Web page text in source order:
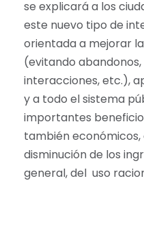
se explicará a los
este nuevo tipo de
orientada a mejorar
(evitando
interacciones, etc.),
y a todo el sistema
importantes
también económicos,
disminución de los
general, del uso